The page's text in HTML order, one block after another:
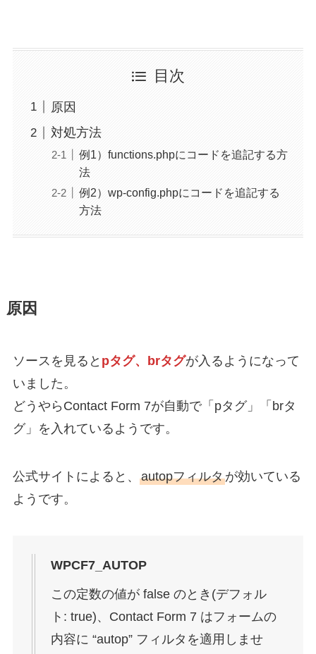
目次
原因
対処方法
例1）functions.phpにコードを追記する方
法
例2）wp-config.phpにコードを追記する
方法
原因
ソースを見ると pタグ、brタグが入るようになって
いました。
どうやらContact Form 7が自動で「pタグ」「brタ
グ」を入れているようです。
公式サイトによると、 autopフィルタが効いている
ようです。
WPCF7_AUTOP
この定数の値が false のとき(デフォル
ト: true)、Contact Form 7 はフォームの
内容に “autop” フィルタを適用しませ